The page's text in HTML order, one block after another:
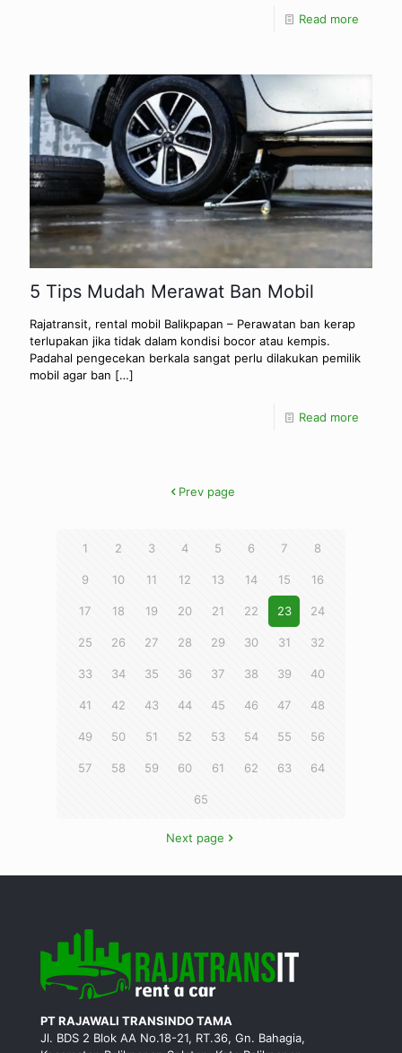
Read more
5 Tips Mudah Merawat Ban Mobil
Rajatransit, rental mobil Balikpapan – Perawatan ban kerap
terlupakan jika tidak dalam kondisi bocor atau kempis.
Padahal pengecekan berkala sangat perlu dilakukan pemilik
mobil agar ban […]
Read more
Prev page
1 2 3 4 5 6 7 8
9 10 11 12 13 14 15 16
17 18 19 20 21 22 23 24
25 26 27 28 29 30 31 32
33 34 35 36 37 38 39 40
41 42 43 44 45 46 47 48
49 50 51 52 53 54 55 56
57 58 59 60 61 62 63 64
65
Next page
PT RAJAWALI TRANSINDO TAMA
Jl. BDS 2 Blok AA No.18-21, RT.36, Gn. Bahagia,